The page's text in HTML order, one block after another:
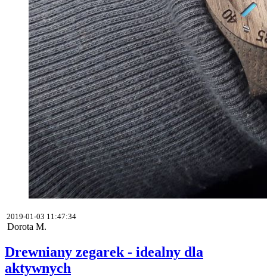
2019-01-03 11:47:34
Dorota M.
Drewniany zegarek - idealny dla
aktywnych